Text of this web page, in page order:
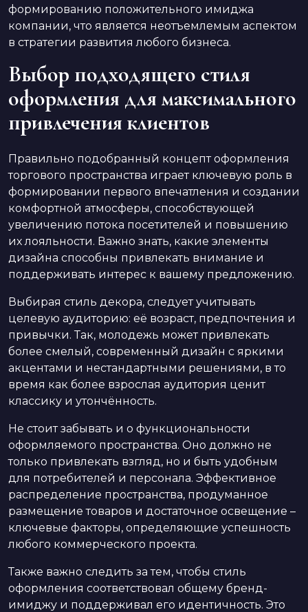
формированию положительного имиджа
компании, что является неотъемлемым аспектом
в стратегии развития любого бизнеса.
Выбор подходящего стиля
оформления для максимального
привлечения клиентов
Правильно подобранный концепт оформления
торгового пространства играет ключевую роль в
формировании первого впечатления и создании
комфортной атмосферы, способствующей
увеличению потока посетителей и повышению
их лояльности. Важно знать, какие элементы
дизайна способны привлекать внимание и
поддерживать интерес к вашему предложению.
Выбирая стиль декора, следует учитывать
целевую аудиторию: её возраст, предпочтения и
привычки. Так, молодежь может привлекать
более смелый, современный дизайн с яркими
акцентами и нестандартными решениями, в то
время как более взрослая аудитория ценит
классику и утончённость.
Не стоит забывать и о функциональности
оформляемого пространства. Оно должно не
только привлекать взгляд, но и быть удобным
для потребителей и персонала. Эффективное
распределение пространства, продуманное
размещение товаров и достаточное освещение –
ключевые факторы, определяющие успешность
любого коммерческого проекта.
Также важно следить за тем, чтобы стиль
оформления соответствовал общему бренд-
имиджу и поддерживал его идентичность. Это